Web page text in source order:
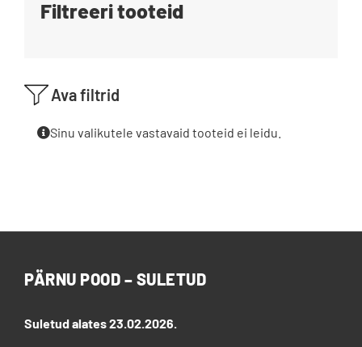
BrändidAva filtrid
Sinu valikutele vastavaid tooteid ei leidu.
Filtreeri tooteid
PÄRNU POOD – SULETUD
Suletud alates 23.02.2026.